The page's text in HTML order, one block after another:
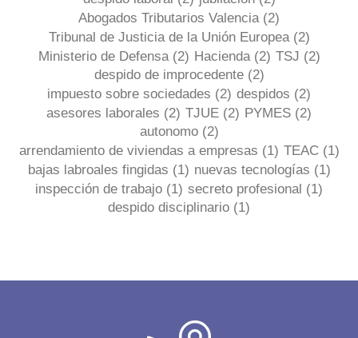
Abogados Tributarios Valencia (2)
Tribunal de Justicia de la Unión Europea (2)
Ministerio de Defensa (2) Hacienda (2) TSJ (2)
despido de improcedente (2)
impuesto sobre sociedades (2) despidos (2)
asesores laborales (2) TJUE (2) PYMES (2)
autonomo (2)
arrendamiento de viviendas a empresas (1) TEAC (1)
bajas labroales fingidas (1) nuevas tecnologías (1)
inspección de trabajo (1) secreto profesional (1)
despido disciplinario (1)